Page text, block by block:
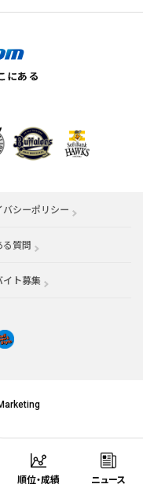
バシーポリシー
る質問
イト募集 （別ウィンドウで開く
順位・成績 ニュース